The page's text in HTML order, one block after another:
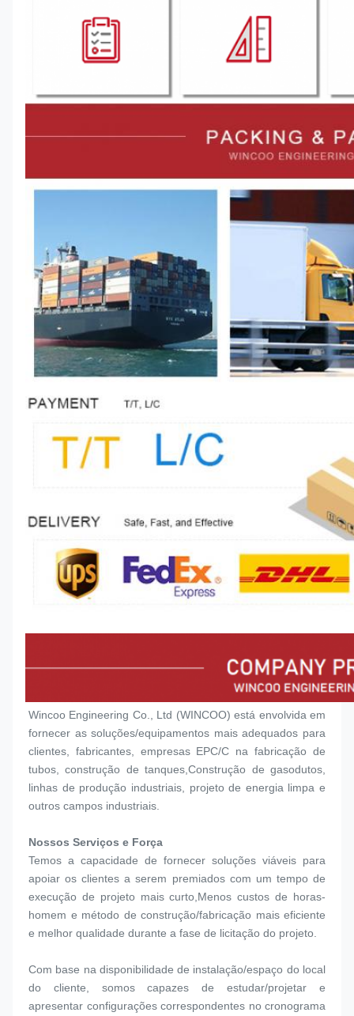
Wincoo Engineering Co., Ltd (WINCOO) está envolvida em
fornecer as soluções/equipamentos mais adequados para
clientes, fabricantes, empresas EPC/C na fabricação de
tubos, construção de tanques,Construção de gasodutos,
linhas de produção industriais, projeto de energia limpa e
outros campos industriais.
Nossos Serviços e Força
Temos a capacidade de fornecer soluções viáveis para
apoiar os clientes a serem premiados com um tempo de
execução de projeto mais curto,Menos custos de horas-
homem e método de construção/fabricação mais eficiente
e melhor qualidade durante a fase de licitação do projeto.
Com base na disponibilidade de instalação/espaço do local
do cliente, somos capazes de estudar/projetar e
apresentar configurações correspondentes no cronograma